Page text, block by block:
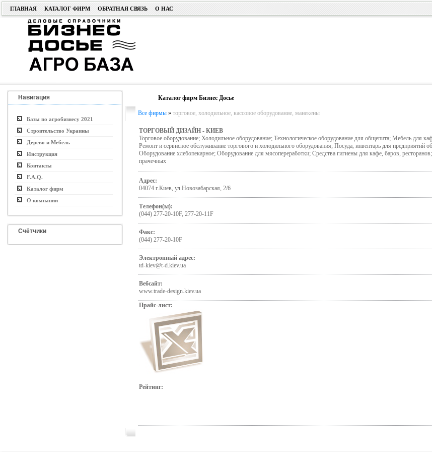
ГЛАВНАЯ КАТАЛОГ ФИРМ ОБРАТНАЯ СВЯЗЬ О НАС
Навигация
Базы по агробизнесу 2021
Строительство Украины
Дерево и Мебель
Инструкция
Контакты
F.A.Q.
Каталог фирм
О компании
Счётчики
Каталог фирм Бизнес Досье
Все фирмы» торговое, холодильное, кассовое оборудование, манекены
ТОРГОВЫЙ ДИЗАЙН - КИЕВ
Торговое оборудование; Холодильное оборудование; Технологическое оборудование для общепита; Мебель для
Ремонт и сервисное обслуживание торгового и холодильного оборудования; Посуда, инвентарь для предприятий
Оборудование хлебопекарное; Оборудование для мясопереработки; Средства гигиены для кафе, баров,
прачечных
Адрес:
04074 г.Киев, ул.Новозабарская, 2/6
Телефон(ы):
(044) 277-20-10F, 277-20-11F
Факс:
(044) 277-20-10F
Электронный адрес:
td-kiev@t-d.kiev.ua
Вебсайт:
www.trade-design.kiev.ua
Прайс-лист:
Рейтинг: